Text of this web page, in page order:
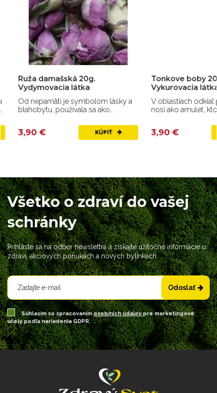
Ruža damašská 20g.
Vydymovacia látka
Od nepamäti je symbolom lásky a
blahobytu, používala sa ako
3,90 € KÚPIŤ
Tonkove boby 20g.
Vykurovacia látka.
V oblastiach odkiaľ
nosí ako amulet, ktorý
3,90 €
Všetko o zdraví do vašej
schránky
Prihláste sa na odber newslettra a získajte užitočné informácie o
zdraví, akciových ponukách a nových bylinkách.
Odoslať
Súhlasím so spracovanímosobných údajovpre marketingové
účely podľa nariadenia GDPR.